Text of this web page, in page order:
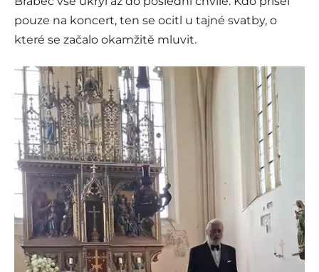
pouze na koncert, ten se ocitl u tajné svatby, o
které se začalo okamžitě mluvit.